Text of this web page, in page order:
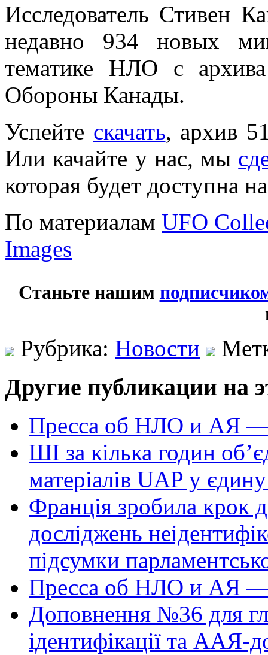
Исследователь Стивен
недавно 934 новых
тематике НЛО с
Обороны Канады.
Успейте скачать, архив
Или качайте у нас, мы
которая будет доступна
По материалам UFO
Images
Станьте нашим
Рубрика: Новости
Другие публикации на
Пресса об НЛО и АЯ —
ШІ за кілька годин
матеріалів UAP у
Франція зробила крок
досліджень
підсумки
Пресса об НЛО и АЯ —
Доповнення №36 для
ідентифікації та ААЯ-